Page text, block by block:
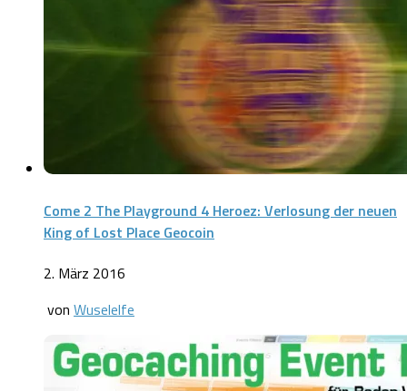
Come 2 The Playground 4 Heroez: Verlosung der neuen
King of Lost Place Geocoin
2. März 2016
von Wuselelfe